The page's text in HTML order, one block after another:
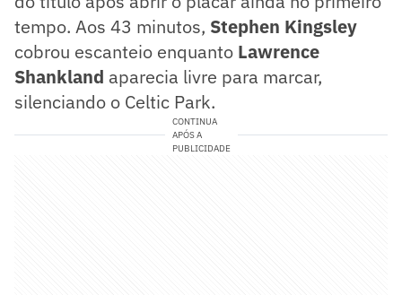
tempo. Aos 43 minutos, Stephen Kingsley
cobrou escanteio enquanto Lawrence
Shankland aparecia livre para marcar,
silenciando o Celtic Park.
CONTINUA
APÓS A
PUBLICIDADE